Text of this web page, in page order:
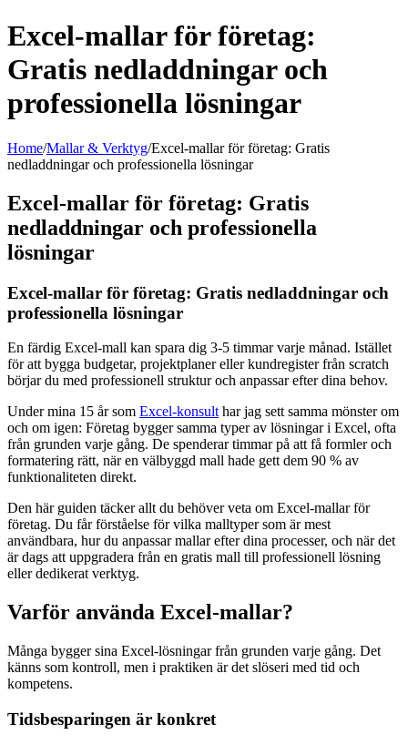
Excel-mallar för företag:
Gratis nedladdningar och
professionella lösningar
Home/Mallar & Verktyg/Excel-mallar för företag: Gratis
nedladdningar och professionella lösningar
Excel-mallar för företag: Gratis
nedladdningar och professionella
lösningar
Excel-mallar för företag: Gratis nedladdningar och
professionella lösningar
En färdig Excel-mall kan spara dig 3-5 timmar varje månad. Istället
för att bygga budgetar, projektplaner eller kundregister från scratch
börjar du med professionell struktur och anpassar efter dina behov.
Under mina 15 år som Excel-konsulthar jag sett samma mönster om
och om igen: Företag bygger samma typer av lösningar i Excel, ofta
från grunden varje gång. De spenderar timmar på att få formler och
formatering rätt, när en välbyggd mall hade gett dem 90 % av
funktionaliteten direkt.
Den här guiden täcker allt du behöver veta om Excel-mallar för
företag. Du får förståelse för vilka malltyper som är mest
användbara, hur du anpassar mallar efter dina processer, och när det
är dags att uppgradera från en gratis mall till professionell lösning
eller dedikerat verktyg.
Varför använda Excel-mallar?
Många bygger sina Excel-lösningar från grunden varje gång. Det
känns som kontroll, men i praktiken är det slöseri med tid och
kompetens.
Tidsbesparingen är konkret